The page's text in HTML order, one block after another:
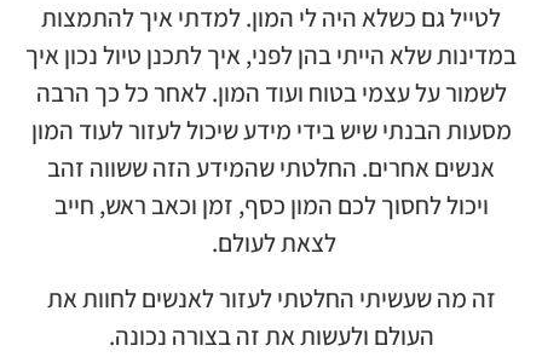
לטייל גם כשלא היה לי המון. למדתי איך להתמצות
במדינות שלא הייתי בהן לפני, איך לתכנן טיול נכון איך
לשמור על עצמי בטוח ועוד המון. לאחר כל כך הרבה
מסעות הבנתי שיש בידי מידע שיכול לעזור לעוד המון
אנשים אחרים. החלטתי שהמידע הזה ששווה זהב
ויכול לחסוך לכם המון כסף, זמן וכאב ראש, חייב
לצאת לעולם.
זה מה שעשיתי החלטתי לעזור לאנשים לחוות את
העולם ולעשות את זה בצורה נכונה.